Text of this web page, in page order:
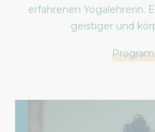
erfahrenen Yogalehrerin.
geistiger und